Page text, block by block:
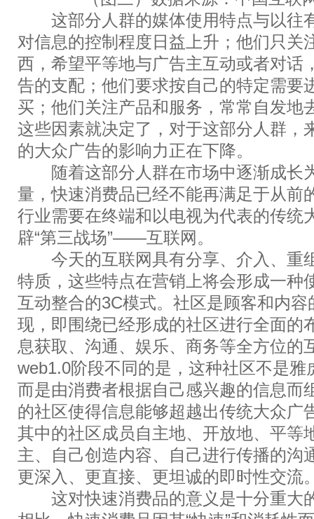
这部分人群的媒体使用特点与以往
对信息的控制程度日益上升；他们只关
西，希望平等地与广告主互动或者对话
告的支配；他们要求按自己的特定需要
买；他们关注产品和服务，常常自发地
这些因素就决定了，对于这部分人群，
的大众广告的影响力正在下降。
随着这部分人群在市场中逐渐成长
量，快速消费品已经不能再满足于从前
行业需要在终端和以电视为代表的传统
辟“第三战场”——互联网。
今天的互联网具有分享、介入、重
特质，这些特点在营销上将会形成一种
互动整合的3C模式。社区是顾客和内
现，即围绕已经形成的社区进行全面的
息获取、沟通、娱乐、商务等全方位的
web1.0阶段不同的是，这种社区不是雅
而是由消费者根据自己感兴趣的信息而
的社区使得信息能够超越出传统大众广
其中的社区成员自主地、开放地、平等
主、自己创造内容、自己进行传播的沟
更深入、更直接、更坦诚的即时性交流
这对快速消费品的意义是十分重大